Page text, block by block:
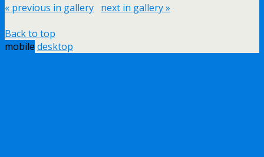
« previous in gallery next in gallery »
Back to top
mobile desktop